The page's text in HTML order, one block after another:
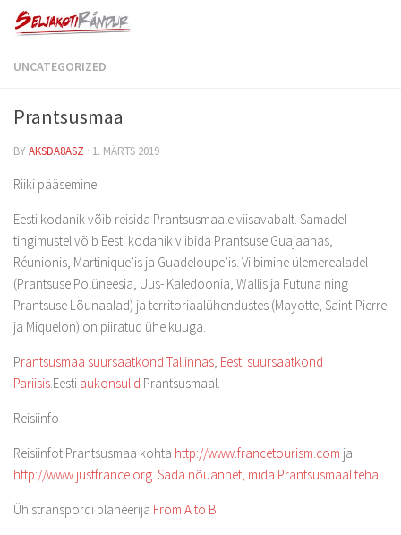
UNCATEGORIZED
Prantsusmaa
BYAKSDA8ASZ · 1. MÄRTS 2019
Riiki pääsemine
Eesti kodanik võib reisida Prantsusmaale viisavabalt. Samadel
tingimustel võib Eesti kodanik viibida Prantsuse Guajaanas,
Réunionis, Martinique’is ja Guadeloupe’is. Viibimine ülemerealadel
(Prantsuse Polüneesia, Uus- Kaledoonia, Wallis ja Futuna ning
Prantsuse Lõunaalad) ja territoriaalühendustes (Mayotte, Saint-Pierre
ja Miquelon) on piiratud ühe kuuga.
Prantsusmaa suursaatkond Tallinnas, Eesti suursaatkond
Pariisis.Eesti aukonsulid Prantsusmaal.
Reisiinfo
Reisiinfot Prantsusmaa kohta http://www.francetourism.com ja
http://www.justfrance.org. Sada nõuannet, mida Prantsusmaal teha.
Ühistranspordi planeerija From A to B.